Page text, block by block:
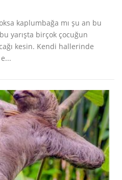
kaplumbağa mı şu an bu
yarışta birçok çocuğun
kesin. Kendi hallerinde